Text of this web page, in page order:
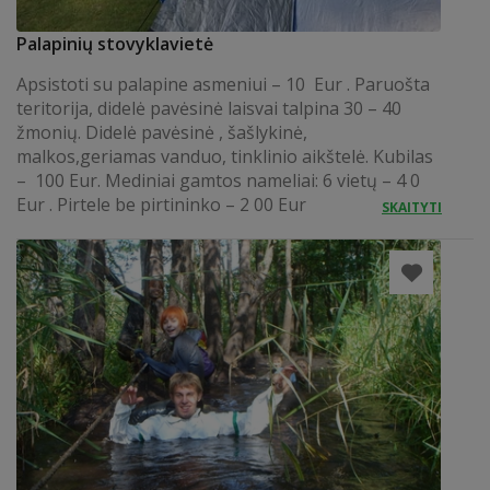
Palapinių stovyklavietė
Apsistoti su palapine asmeniui – 10 Eur . Paruošta
teritorija, didelė pavėsinė laisvai talpina 30 – 40
žmonių. Didelė pavėsinė , šašlykinė,
malkos,geriamas vanduo, tinklinio aikštelė. Kubilas
– 100 Eur. Mediniai gamtos nameliai: 6 vietų – 4 0
Eur . Pirtele be pirtininko – 2 00 Eur
SKAITYTI